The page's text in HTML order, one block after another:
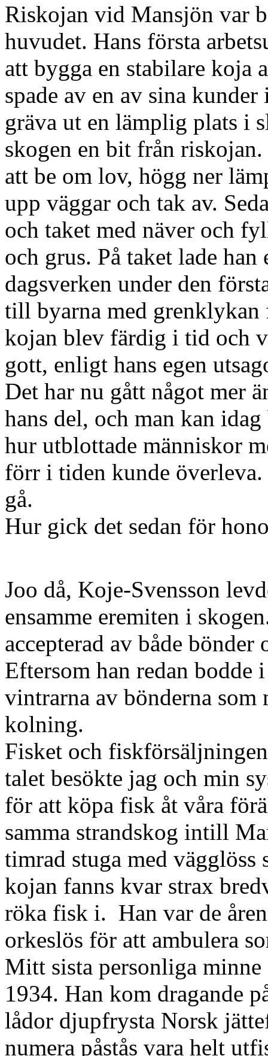
Riskojan vid Mansjön var
huvudet. Hans första
att bygga en stabilare koja
spade av en av sina
gräva ut en lämplig plats i
skogen en bit från
att be om lov, högg ner
upp väggar och tak av.
och taket med näver och
och grus. På taket lade
dagsverken under den
till byarna med
kojan blev färdig i tid och
gott, enligt hans egen
Det har nu gått något mer
hans del, och man kan
hur utblottade människor
förr i tiden kunde
gå.
Hur gick det sedan för
Joo då, Koje-Svensson
ensamme eremiten i
accepterad av både
Eftersom han redan bodde
vintrarna av bönderna
kolning.
Fisket och
talet besökte jag och min
för att köpa fisk åt våra
samma strandskog intill
timrad stuga med
kojan fanns kvar strax
röka fisk i. Han var de
orkeslös för att ambulera
Mitt sista personliga
1934. Han kom dragande
lådor djupfrysta Norsk
numera påstås vara helt